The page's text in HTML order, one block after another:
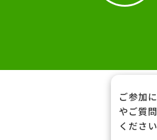
ご参加
やご質
ください